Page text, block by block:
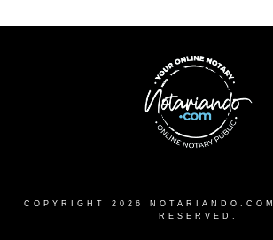
COPYRIGHT 2026 NOTARIANDO.COM
RESERVED.